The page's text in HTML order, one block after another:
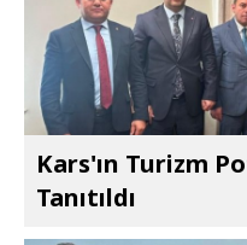
Kars'ın Turizm
Tanıtıldı